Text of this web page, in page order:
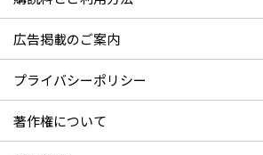
広告掲載のご案内
プライバシーポリシー
著作権について